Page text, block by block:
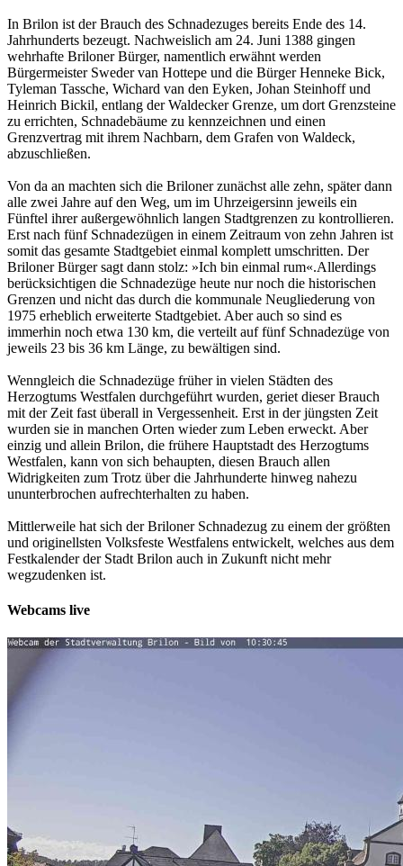
In Brilon ist der Brauch des Schnadezuges bereits Ende des 14.
Jahrhunderts bezeugt. Nachweislich am 24. Juni 1388 gingen
wehrhafte Briloner Bürger, namentlich erwähnt werden
Bürgermeister Sweder van Hottepe und die Bürger Henneke Bick,
Tyleman Tassche, Wichard van den Eyken, Johan Steinhoff und
Heinrich Bickil, entlang der Waldecker Grenze, um dort Grenzsteine
zu errichten, Schnadebäume zu kennzeichnen und einen
Grenzvertrag mit ihrem Nachbarn, dem Grafen von Waldeck,
abzuschließen.
Von da an machten sich die Briloner zunächst alle zehn, später dann
alle zwei Jahre auf den Weg, um im Uhrzeigersinn jeweils ein
Fünftel ihrer außergewöhnlich langen Stadtgrenzen zu kontrollieren.
Erst nach fünf Schnadezügen in einem Zeitraum von zehn Jahren ist
somit das gesamte Stadtgebiet einmal komplett umschritten. Der
Briloner Bürger sagt dann stolz: »Ich bin einmal rum«.Allerdings
berücksichtigen die Schnadezüge heute nur noch die historischen
Grenzen und nicht das durch die kommunale Neugliederung von
1975 erheblich erweiterte Stadtgebiet. Aber auch so sind es
immerhin noch etwa 130 km, die verteilt auf fünf Schnadezüge von
jeweils 23 bis 36 km Länge, zu bewältigen sind.
Wenngleich die Schnadezüge früher in vielen Städten des
Herzogtums Westfalen durchgeführt wurden, geriet dieser Brauch
mit der Zeit fast überall in Vergessenheit. Erst in der jüngsten Zeit
wurden sie in manchen Orten wieder zum Leben erweckt. Aber
einzig und allein Brilon, die frühere Hauptstadt des Herzogtums
Westfalen, kann von sich behaupten, diesen Brauch allen
Widrigkeiten zum Trotz über die Jahrhunderte hinweg nahezu
ununterbrochen aufrechterhalten zu haben.
Mittlerweile hat sich der Briloner Schnadezug zu einem der größten
und originellsten Volksfeste Westfalens entwickelt, welches aus dem
Festkalender der Stadt Brilon auch in Zukunft nicht mehr
wegzudenken ist.
Webcams live